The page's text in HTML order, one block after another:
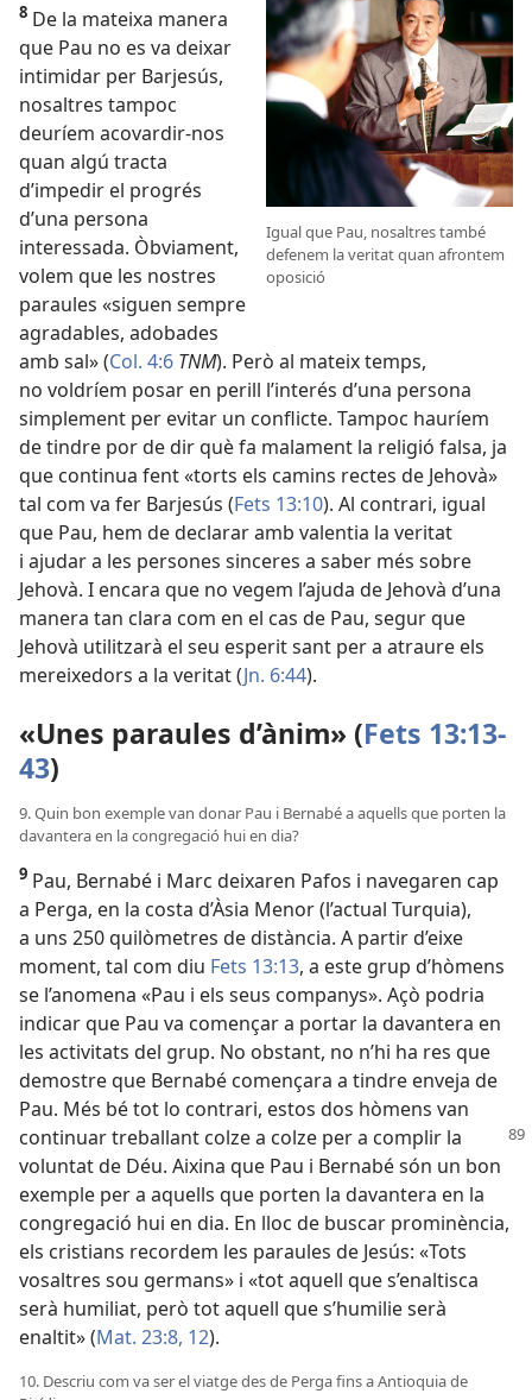
Igual que Pau, nosaltres també
defenem la veritat quan afrontem
oposició
8 De la mateixa manera
que Pau no es va deixar
intimidar per Barjesús,
nosaltres tampoc
deuríem acovardir-nos
quan algú tracta
d’impedir el progrés
d’una persona
interessada. Òbviament,
volem que les nostres
paraules «siguen sempre
agradables, adobades
amb sal» (Col. 4:6 TNM). Però al mateix temps,
no voldríem posar en perill l’interés d’una persona
simplement per evitar un conflicte. Tampoc hauríem
de tindre por de dir què fa malament la religió falsa, ja
que continua fent «torts els camins rectes de Jehovà»
tal com va fer Barjesús (Fets 13:10). Al contrari, igual
que Pau, hem de declarar amb valentia la veritat
i ajudar a les persones sinceres a saber més sobre
Jehovà. I encara que no vegem l’ajuda de Jehovà d’una
manera tan clara com en el cas de Pau, segur que
Jehovà utilitzarà el seu esperit sant per a atraure els
mereixedors a la veritat (Jn. 6:44).
«Unes paraules d’ànim» (Fets 13:13-
43)
9. Quin bon exemple van donar Pau i Bernabé a aquells que porten la
davantera en la congregació hui en dia?
9 Pau, Bernabé i Marc deixaren Pafos i navegaren cap
a Perga, en la costa d’Àsia Menor (l’actual Turquia),
a uns 250 quilòmetres de distància. A partir d’eixe
moment, tal com diu Fets 13:13, a este grup d’hòmens
se l’anomena «Pau i els seus companys». Açò podria
indicar que Pau va començar a portar la davantera en
les activitats del grup. No obstant, no n’hi ha res que
demostre que Bernabé començara a tindre enveja de
Pau. Més bé tot lo contrari, estos dos hòmens van
continuartreballant colze a colze per a complir la
voluntat de Déu. Aixina que Pau i Bernabé són un bon
exemple per a aquells que porten la davantera en la
congregació hui en dia. En lloc de buscar prominència,
els cristians recordem les paraules de Jesús: «Tots
vosaltres sou germans» i «tot aquell que s’enaltisca
serà humiliat, però tot aquell que s’humilie serà
enaltit» (Mat. 23:8, 12).
10. Descriu com va ser el viatge des de Perga fins a Antioquia de